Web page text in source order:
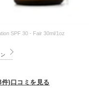
SPF 30 - Fair 30ml/1oz
)口コミを見る